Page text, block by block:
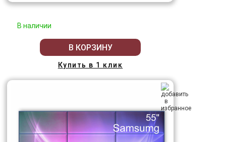
В наличии
В КОРЗИНУ
Купить в 1 клик